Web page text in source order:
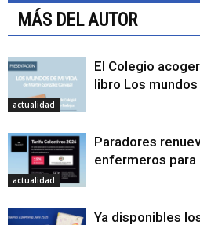
MÁS DEL AUTOR
actualidad
El Colegio
libro Los
actualidad
Paradores
enfermeros para
Ya disponibles